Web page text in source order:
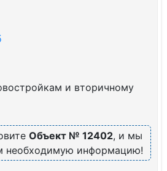
и вторичному
Объект № 12402, и мы
необходимую информацию!